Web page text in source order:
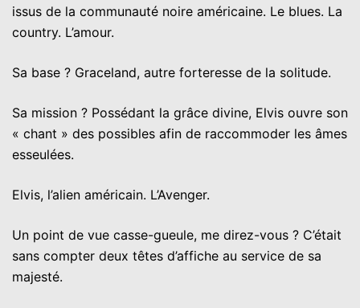
issus de la communauté noire américaine. Le blues. La
country. L’amour.
Sa base ? Graceland, autre forteresse de la solitude.
Sa mission ? Possédant la grâce divine, Elvis ouvre son
« chant » des possibles afin de raccommoder les âmes
esseulées.
Elvis, l’alien américain. L’Avenger.
Un point de vue casse-gueule, me direz-vous ? C’était
sans compter deux têtes d’affiche au service de sa
majesté.